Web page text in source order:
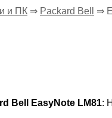
и ПК ⇒ Packard Bell ⇒
Bell EasyNote LM81: